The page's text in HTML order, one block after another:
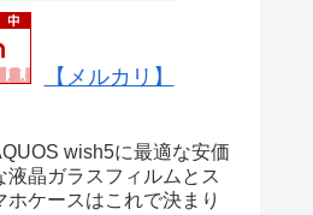
【メルカリ】
wish5に最適な安価
液晶ガラスフィルムとス
ホケースはこれで決まり